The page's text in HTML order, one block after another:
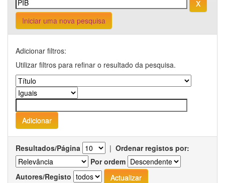
Iniciar uma nova pesquisa
Adicionar filtros:
Utilizar filtros para refinar o resultado da pesquisa.
Resultados/Página | Ordenar registos por:
Por ordem
Autores/Registo